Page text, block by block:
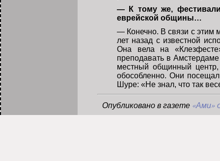
— К тому же, фестивали
еврейской общины…
— Конечно. В связи с этим
лет назад с известной
Она вела на
преподавать в
местный общинный центр,
обособленно. Они
Шуре: «Не знал, что так
Опубликовано в газете «Ами»